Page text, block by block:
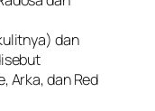
dan
Arka, dan Red